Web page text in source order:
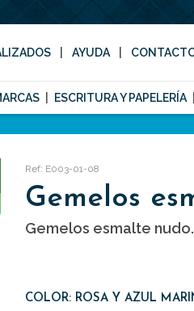
AYUDA
ESCRITURA Y PAPELERÍA
Ref: E003-01-08
Gemelos
Gemelos esmalte nudo.
COLOR: ROSA Y AZUL